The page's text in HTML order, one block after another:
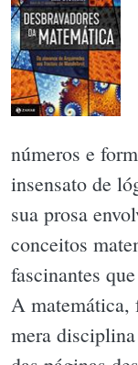
números e
insensato de
sua prosa
conceitos
fascinantes
A matemática,
mera